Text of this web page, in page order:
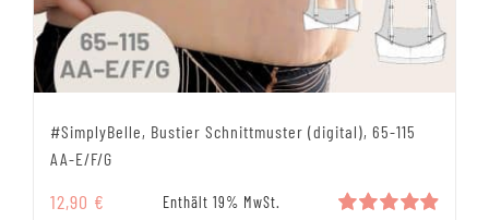
#SimplyBelle, Bustier Schnittmuster (digital), 65-115
AA-E/F/G
12,90 € Enthält 19% MwSt.